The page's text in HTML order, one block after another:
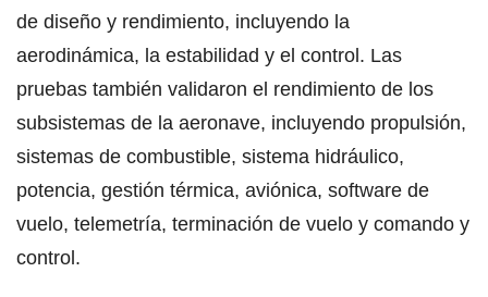
de diseño y rendimiento, incluyendo la
aerodinámica, la estabilidad y el control. Las
pruebas también validaron el rendimiento de los
subsistemas de la aeronave, incluyendo propulsión,
sistemas de combustible, sistema hidráulico,
potencia, gestión térmica, aviónica, software de
vuelo, telemetría, terminación de vuelo y comando y
control.